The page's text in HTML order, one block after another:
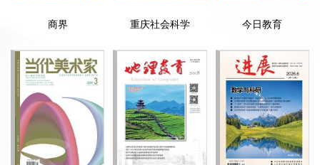
商界 重庆社会科学 今日教育